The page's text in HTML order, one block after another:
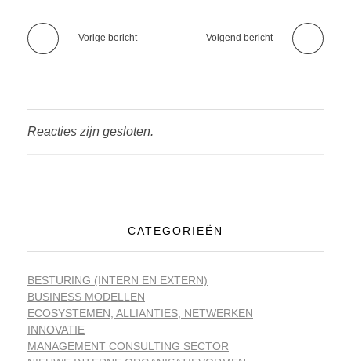
Vorige bericht Volgend bericht
Reacties zijn gesloten.
CATEGORIEËN
BESTURING (INTERN EN EXTERN)
BUSINESS MODELLEN
ECOSYSTEMEN, ALLIANTIES, NETWERKEN
INNOVATIE
MANAGEMENT CONSULTING SECTOR